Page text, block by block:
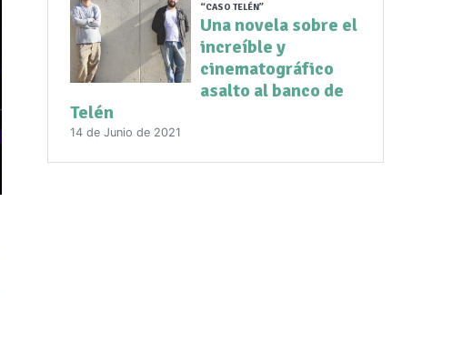
“CASO TELÉN”
Una novela sobre el
increíble y
cinematográfico
asalto al banco de
Telén
14 de Junio de 2021